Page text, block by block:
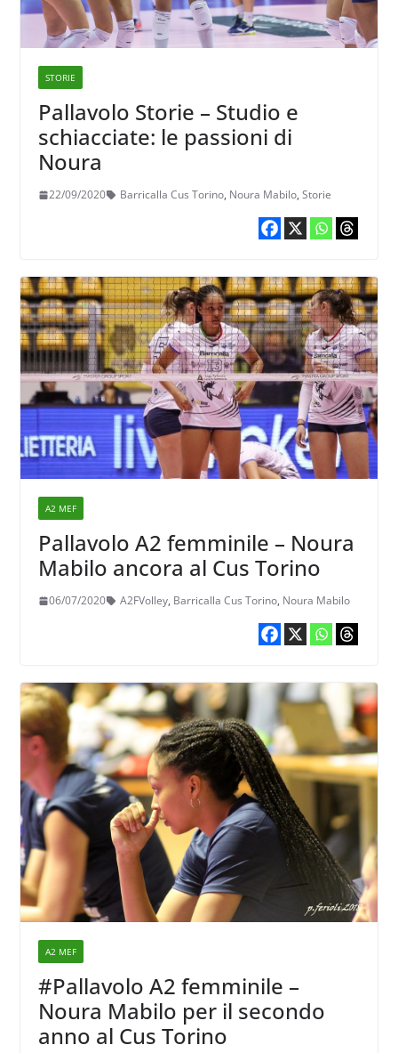
STORIE
Pallavolo Storie – Studio e
schiacciate: le passioni di
Noura
22/09/2020 Barricalla Cus Torino, Noura Mabilo, Storie
A2 MEF
Pallavolo A2 femminile – Noura
Mabilo ancora al Cus Torino
06/07/2020 A2FVolley, Barricalla Cus Torino, Noura Mabilo
A2 MEF
#Pallavolo A2 femminile –
Noura Mabilo per il secondo
anno al Cus Torino